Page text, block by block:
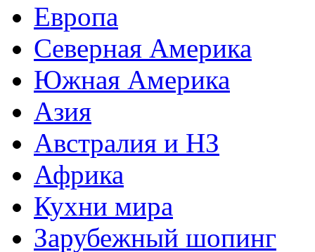
Европа
Северная Америка
Южная Америка
Азия
Австралия и НЗ
Африка
Кухни мира
Зарубежный шопинг